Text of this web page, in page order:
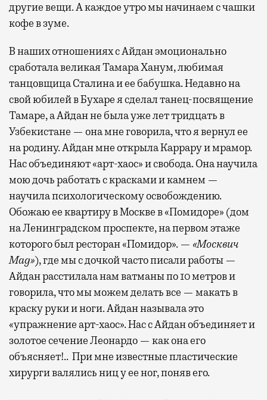
другие вещи. А каждое утро мы начинаем с чашки
кофе в зуме.
В наших отношениях с Айдан эмоционально
сработала великая Тамара Ханум, любимая
танцовщица Сталина и ее бабушка. Недавно на
свой юбилей в Бухаре я сделал танец-посвящение
Тамаре, а Айдан не была уже лет тридцать в
Узбекистане — она мне говорила, что я вернул ее
на родину. Айдан мне открыла Каррару и мрамор.
Нас объединяют «арт-хаос» и свобода. Она научила
мою дочь работать с красками и камнем —
научила психологическому освобождению.
Обожаю ее квартиру в Москве в «Помидоре» (дом
на Ленинградском проспекте, на первом этаже
которого был ресторан «Помидор». — «Москвич
Mag»), где мы с дочкой часто писали работы —
Айдан расстилала нам ватманы по 10 метров и
говорила, что мы можем делать все — макать в
краску руки и ноги. Айдан называла это
«упражнение арт-хаос». Нас с Айдан объединяет и
золотое сечение Леонардо — как она его
объясняет!.. При мне известные пластические
хирурги валялись ниц у ее ног, поняв его.